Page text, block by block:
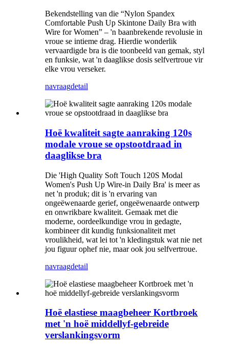
Bekendstelling van die “Nylon Spandex
Comfortable Push Up Skintone Daily Bra with
Wire for Women” – 'n baanbrekende revolusie in
vroue se intieme drag. Hierdie wonderlik
vervaardigde bra is die toonbeeld van gemak, styl
en funksie, wat 'n daaglikse dosis selfvertroue vir
elke vrou verseker.
navraagdetail
Hoë kwaliteit sagte aanraking 120s
modale vroue se opstootdraad in
daaglikse bra
Die 'High Quality Soft Touch 120S Modal
Women's Push Up Wire-in Daily Bra' is meer as
net 'n produk; dit is 'n ervaring van
ongeëwenaarde gerief, ongeëwenaarde ontwerp
en onwrikbare kwaliteit. Gemaak met die
moderne, oordeelkundige vrou in gedagte,
kombineer dit kundig funksionaliteit met
vroulikheid, wat lei tot 'n kledingstuk wat nie net
jou figuur ophef nie, maar ook jou selfvertroue.
navraagdetail
Hoë elastiese maagbeheer Kortbroek
met 'n hoë middellyf-gebreide
verslankingsvorm